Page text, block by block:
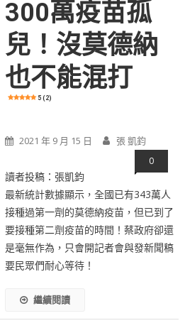
300萬疫苗孤
兒！沒莫德納
也不能混打
5 (2)
2021 年 9 月 15 日 張 凱鈞
0
讀者投稿：張凱鈞
最新統計數據顯示，全國已有343萬人
接種過第一劑的莫德納疫苗，但已到了
要接種第二劑疫苗的時間！蔡政府卻還
是毫無作為，只會開記者會與發新聞稿
要民眾們耐心等待！
繼續閱讀